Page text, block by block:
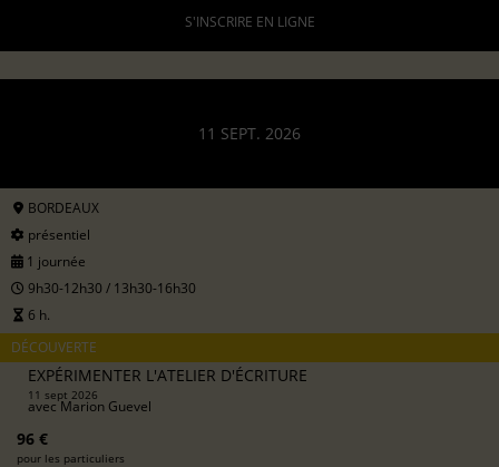
S'INSCRIRE EN LIGNE
11 SEPT. 2026
BORDEAUX
présentiel
1 journée
9h30-12h30 / 13h30-16h30
6 h.
DÉCOUVERTE
EXPÉRIMENTER L'ATELIER D'ÉCRITURE
11 sept 2026
avecMarion Guevel
96 €
pour les particuliers